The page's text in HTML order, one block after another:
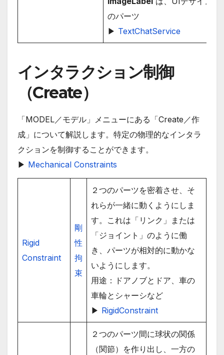
のパーツ
▶ TextChatService
インタラクション制御
（Create）
「MODEL／モデル」メニューにある「Create／作
成」について解説します。特定の物理的なインタラ
クションを制御することができます。
▶ Mechanical Constraints
Rigid
Constraint
剛
性
拘
束
２つのパーツを密着させ、そ
れらが一緒に動くようにしま
す。これは「リンク」または
「ジョイント」のように働
き、パーツが相対的に動かな
いようにします。
用途：ドアノブとドア、車の
車輪とシャーシなど
▶ RigidConstraint
２つのパーツ間に球状の関係
（関節）を作り出し、一方の